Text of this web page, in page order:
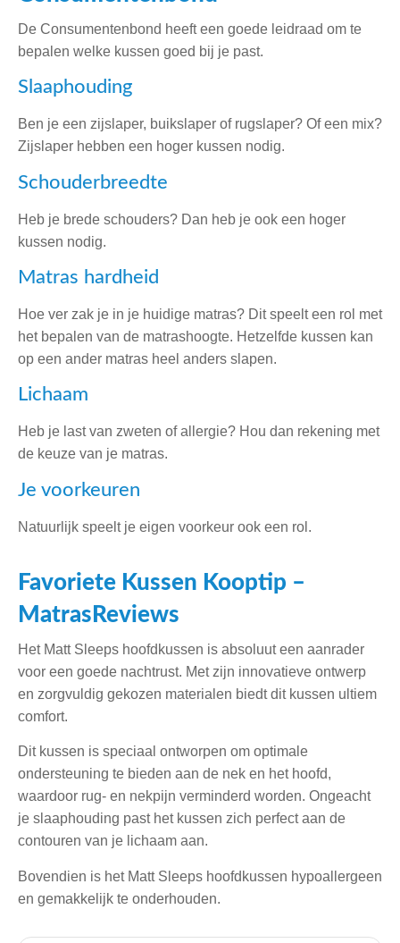
De Consumentenbond heeft een goede leidraad om te
bepalen welke kussen goed bij je past.
Slaaphouding
Ben je een zijslaper, buikslaper of rugslaper? Of een mix?
Zijslaper hebben een hoger kussen nodig.
Schouderbreedte
Heb je brede schouders? Dan heb je ook een hoger
kussen nodig.
Matras hardheid
Hoe ver zak je in je huidige matras? Dit speelt een rol met
het bepalen van de matrashoogte. Hetzelfde kussen kan
op een ander matras heel anders slapen.
Lichaam
Heb je last van zweten of allergie? Hou dan rekening met
de keuze van je matras.
Je voorkeuren
Natuurlijk speelt je eigen voorkeur ook een rol.
Favoriete Kussen Kooptip –
MatrasReviews
Het Matt Sleeps hoofdkussen is absoluut een aanrader
voor een goede nachtrust. Met zijn innovatieve ontwerp
en zorgvuldig gekozen materialen biedt dit kussen ultiem
comfort.
Dit kussen is speciaal ontworpen om optimale
ondersteuning te bieden aan de nek en het hoofd,
waardoor rug- en nekpijn verminderd worden. Ongeacht
je slaaphouding past het kussen zich perfect aan de
contouren van je lichaam aan.
Bovendien is het Matt Sleeps hoofdkussen hypoallergeen
en gemakkelijk te onderhouden.